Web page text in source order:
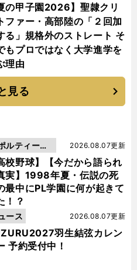
の甲子園2026】聖隷クリ
ファー・高部陸の「２回加
る」規格外のストレート そ
もプロではなく大学進学を
理由
見る
校野球】【今だから語られ
実】1998年夏・伝説の死
最中にPL学園に何が起きて
！？
2026.08.07更新
ルティーバ
羽生結弦カレン
予約受付中！
2026.08.07更新
ース